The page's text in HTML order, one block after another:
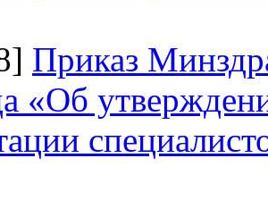
Приказ
«Об